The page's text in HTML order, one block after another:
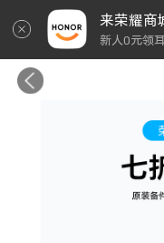
来荣耀商
新人0元领